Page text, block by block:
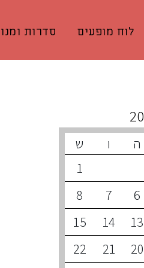
לוח מופעים סדרות
ה ו
ש
1
6
7
8
13
14
15
20
21
22